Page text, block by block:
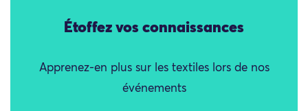
Étoffez vos connaissances
Apprenez-en plus sur les textiles lors de nos
événements